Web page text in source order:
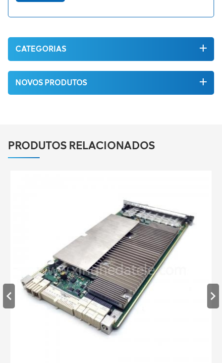
CATEGORIAS
NOVOS PRODUTOS
PRODUTOS RELACIONADOS